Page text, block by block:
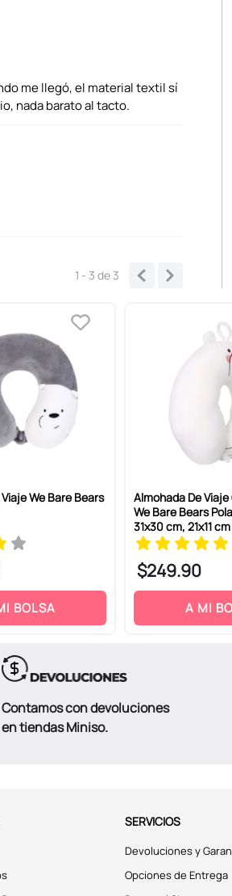
me llegó, el material textil sí
nada barato al tacto.
1 - 3de 3
We Bare Bears
BOLSA
Almohada De
We Bare Bears
31x30 cm, 21x11 cm
$249.90
A MI
Contamos con devoluciones
en tiendas Miniso.
SERVICIOS
Devoluciones y
Opciones de Entrega